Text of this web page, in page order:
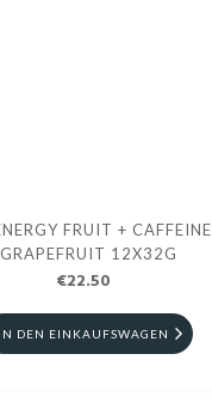
FRUIT + CAFFEINE
GRAPEFRUIT 12X32G
€22.50
DEN EINKAUFSWAGEN